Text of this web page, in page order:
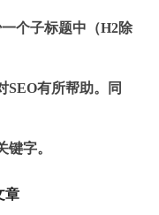
个子标题中（H2除
SEO有所帮助。同
字。
章